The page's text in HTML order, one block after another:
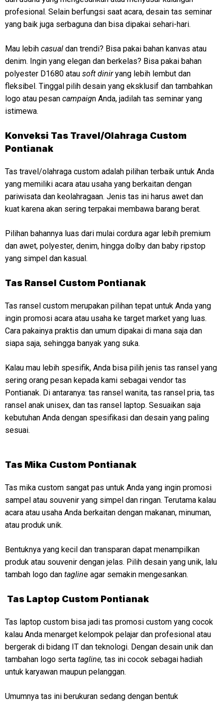
profesional. Selain berfungsi saat acara, desain tas seminar
yang baik juga serbaguna dan bisa dipakai sehari-hari.
Mau lebih casual dan trendi? Bisa pakai bahan kanvas atau
denim. Ingin yang elegan dan berkelas? Bisa pakai bahan
polyester D1680 atau soft diniryang lebih lembut dan
fleksibel. Tinggal pilih desain yang eksklusif dan tambahkan
logo atau pesan campaign Anda, jadilah tas seminar yang
istimewa.
Konveksi Tas Travel/Olahraga Custom
Pontianak
Tas travel/olahraga custom adalah pilihan terbaik untuk Anda
yang memiliki acara atau usaha yang berkaitan dengan
pariwisata dan keolahragaan. Jenis tas ini harus awet dan
kuat karena akan sering terpakai membawa barang berat.
Pilihan bahannya luas dari mulai cordura agar lebih premium
dan awet, polyester, denim, hingga dolby dan baby ripstop
yang simpel dan kasual.
Tas Ransel Custom Pontianak
Tas ransel custom merupakan pilihan tepat untuk Anda yang
ingin promosi acara atau usaha ke target market yang luas.
Cara pakainya praktis dan umum dipakai di mana saja dan
siapa saja, sehingga banyak yang suka.
Kalau mau lebih spesifik, Anda bisa pilih jenis tas ransel yang
sering orang pesan kepada kami sebagai vendor tas
Pontianak. Di antaranya: tas ransel wanita, tas ransel pria, tas
ransel anak unisex, dan tas ransel laptop. Sesuaikan saja
kebutuhan Anda dengan spesifikasi dan desain yang paling
sesuai.
Tas Mika Custom Pontianak
Tas mika custom sangat pas untuk Anda yang ingin promosi
sampel atau souvenir yang simpel dan ringan. Terutama kalau
acara atau usaha Anda berkaitan dengan makanan, minuman,
atau produk unik.
Bentuknya yang kecil dan transparan dapat menampilkan
produk atau souvenir dengan jelas. Pilih desain yang unik, lalu
tambah logo dan tagline agar semakin mengesankan.
Tas Laptop Custom Pontianak
Tas laptop custom bisa jadi tas promosi custom yang cocok
kalau Anda menarget kelompok pelajar dan profesional atau
bergerak di bidang IT dan teknologi. Dengan desain unik dan
tambahan logo serta tagline, tas ini cocok sebagai hadiah
untuk karyawan maupun pelanggan.
Umumnya tas ini berukuran sedang dengan bentuk